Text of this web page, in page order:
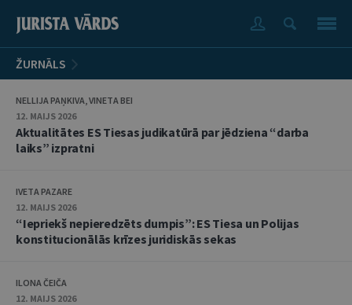
ŽURNĀLS
NELLIJA PAŅKIVA, VINETA BEI
12. MAIJS 2026
Aktualitātes ES Tiesas judikatūrā par jēdziena “darba
laiks” izpratni
IVETA PAZARE
12. MAIJS 2026
“Iepriekš nepieredzēts dumpis”: ES Tiesa un Polijas
konstitucionālās krīzes juridiskās sekas
ILONA ČEIČA
12. MAIJS 2026